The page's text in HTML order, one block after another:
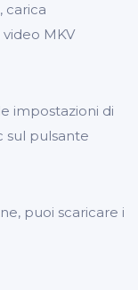
carica
MKV
impostazioni di
sul pulsante
puoi scaricare i